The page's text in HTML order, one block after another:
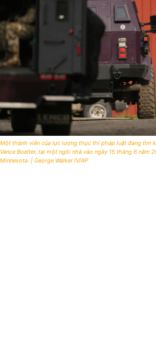
Một thành viên của lực lượng thực thi pháp luật đang tìm
Vance Boelter, tại một ngôi nhà vào ngày 15 tháng 6 năm
Minnesota. | George Walker IV/AP